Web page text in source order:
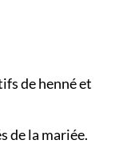
de henné et
de la mariée.